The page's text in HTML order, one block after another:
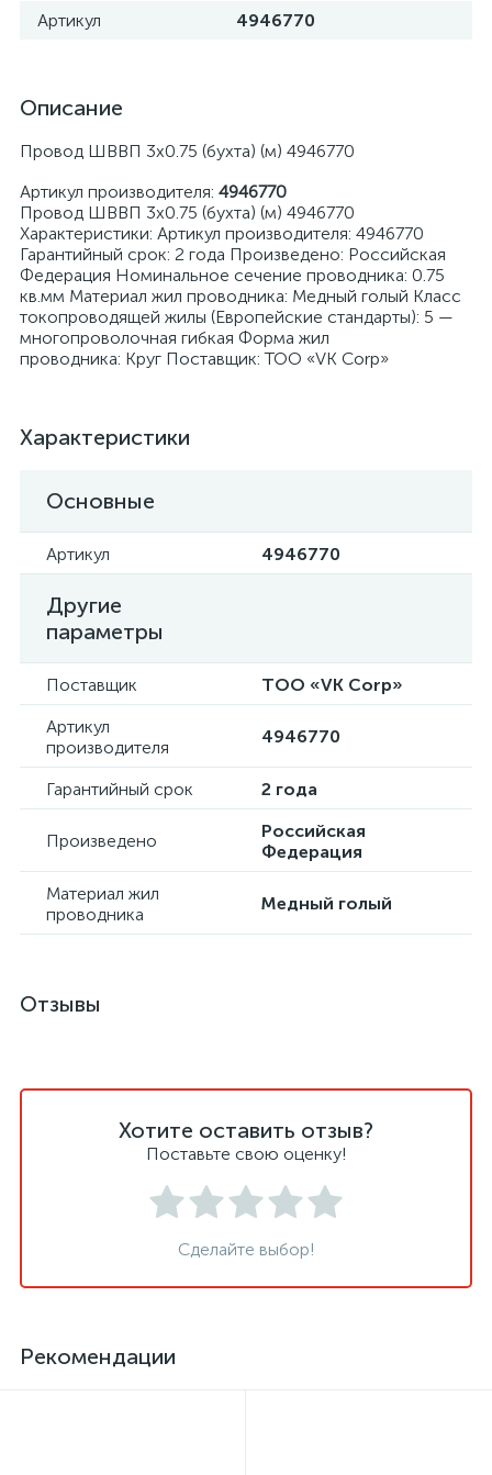
Артикул 4946770
Описание
Провод ШВВП 3х0.75 (бухта) (м) 4946770
Артикул производителя: 4946770
Провод ШВВП 3х0.75 (бухта) (м) 4946770
Характеристики: Артикул производителя: 4946770
Гарантийный срок: 2 года Произведено: Российская
Федерация Номинальное сечение проводника: 0.75
кв.мм Материал жил проводника: Медный голый Класс
токопроводящей жилы (Европейские стандарты): 5 —
многопроволочная гибкая Форма жил
проводника: Круг Поставщик: ТОО «VK Corp»
Характеристики
Основные
Артикул 4946770
Другие
параметры
Поставщик
ТОО «VK Corp»
Артикул
производителя
4946770
Гарантийный срок 2 года
Произведено
Российская
Федерация
Материал жил
проводника
Медный голый
Отзывы
Хотите оставить отзыв?
Поставьте свою оценку!
Сделайте выбор!
Рекомендации